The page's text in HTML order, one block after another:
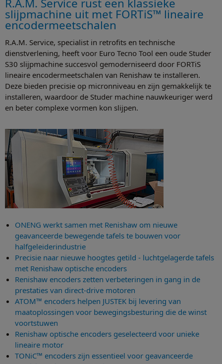
R.A.M. Service rust een klassieke
slijpmachine uit met FORTiS™ lineaire
encodermeetschalen
R.A.M. Service, specialist in retrofits en technische
dienstverlening, heeft voor Euro Tecno Tool een oude Studer
S30 slijpmachine succesvol gemoderniseerd door FORTiS
lineaire encodermeetschalen van Renishaw te installeren.
Deze bieden precisie op micronniveau en zijn gemakkelijk te
installeren, waardoor de Studer machine nauwkeuriger werd
en beter complexe vormen kon slijpen.
ONENG werkt samen met Renishaw om nieuwe
geavanceerde bewegende tafels te bouwen voor
halfgeleiderindustrie
Precisie naar nieuwe hoogtes getild - luchtgelagerde tafels
met Renishaw optische encoders
Renishaw encoders zetten verbeteringen in gang in de
prestaties van direct-drive motoren
ATOM™ encoders helpen JUSTEK bij levering van
maatoplossingen voor bewegingsbesturing die de winst
voortstuwen
Renishaw optische encoders geselecteerd voor unieke
lineaire motor
TONiC™ encoders zijn essentieel voor geavanceerde